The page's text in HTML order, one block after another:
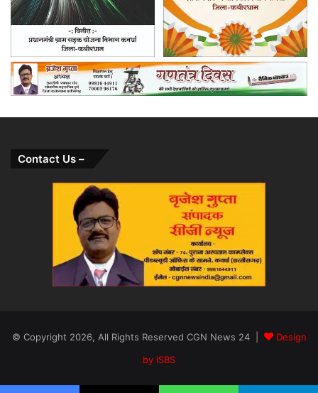
Contact Us –
© Copyright 2026, All Rights Reserved CGN News 24 |
Design
by iSBS